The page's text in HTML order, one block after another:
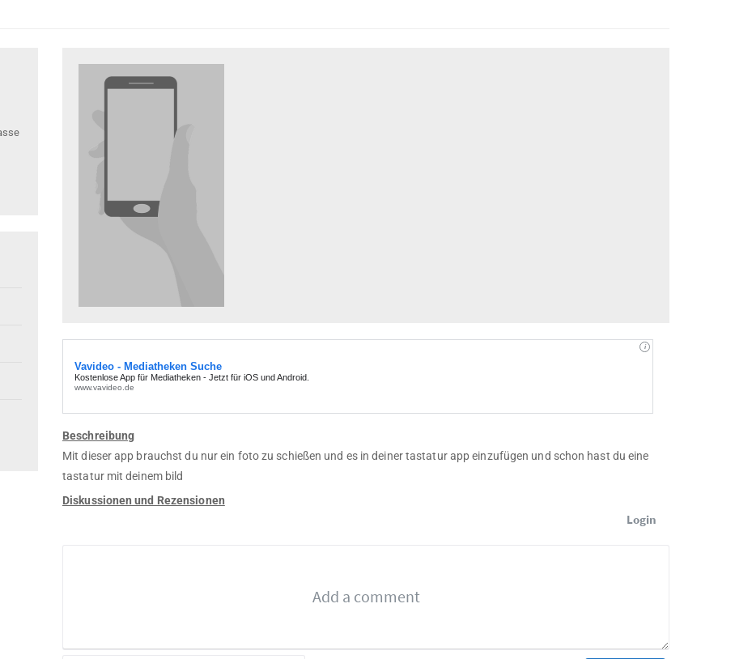
Beschreibung
Mit dieser app brauchst du nur ein foto zu schießen und es in deiner tastatur app einzufügen und schon hast du eine
tastatur mit deinem bild
Diskussionen und Rezensionen
Login